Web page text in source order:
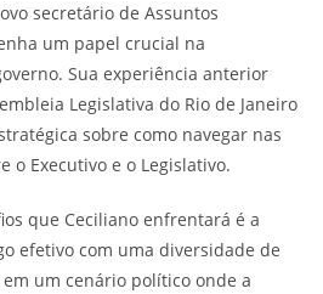
secretário de Assuntos
um papel crucial na
Sua experiência anterior
Legislativa do Rio de Janeiro
sobre como navegar nas
o Executivo e o Legislativo.
que Ceciliano enfrentará é a
efetivo com uma diversidade de
um cenário político onde a